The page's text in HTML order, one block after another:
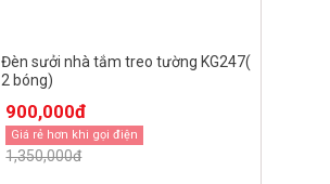
Đèn sưởi nhà tắm treo tường KG247(
2 bóng)
900,000đ
Giá rẻ hơn khi gọi điện
1,350,000đ